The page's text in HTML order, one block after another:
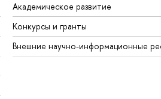
Академическое развитие
Конкурсы и гранты
нешние научно-информационные